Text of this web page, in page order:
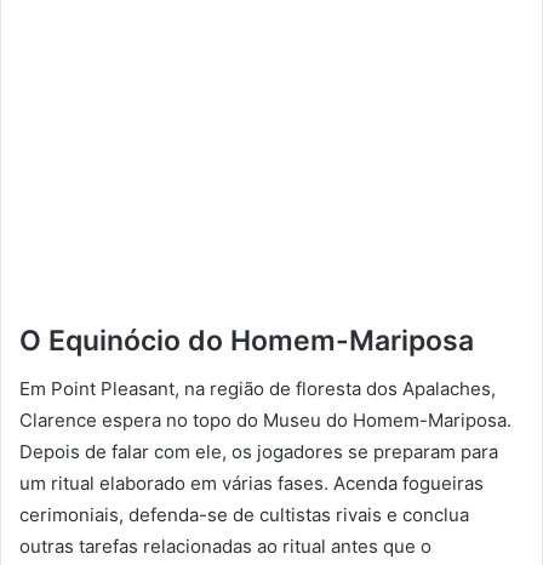
O Equinócio do Homem-Mariposa
Em Point Pleasant, na região de floresta dos Apalaches,
Clarence espera no topo do Museu do Homem-Mariposa.
Depois de falar com ele, os jogadores se preparam para
um ritual elaborado em várias fases. Acenda fogueiras
cerimoniais, defenda-se de cultistas rivais e conclua
outras tarefas relacionadas ao ritual antes que o